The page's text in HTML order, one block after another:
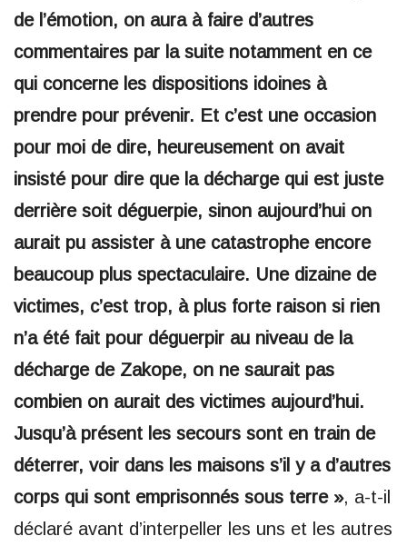
de l’émotion, on aura à faire d’autres
commentaires par la suite notamment en ce
qui concerne les dispositions idoines à
prendre pour prévenir. Et c’est une occasion
pour moi de dire, heureusement on avait
insisté pour dire que la décharge qui est juste
derrière soit déguerpie, sinon aujourd’hui on
aurait pu assister à une catastrophe encore
beaucoup plus spectaculaire. Une dizaine de
victimes, c’est trop, à plus forte raison si rien
n’a été fait pour déguerpir au niveau de la
décharge de Zakope, on ne saurait pas
combien on aurait des victimes aujourd’hui.
Jusqu’à présent les secours sont en train de
déterrer, voir dans les maisons s’il y a d’autres
corps qui sont emprisonnés sous terre », a-t-il
déclaré avant d’interpeller les uns et les autres